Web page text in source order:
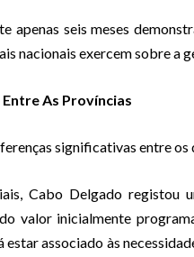
apenas seis meses
nacionais exercem sobre a
As Províncias
significativas entre
Cabo Delgado registou
valor inicialmente
associado às